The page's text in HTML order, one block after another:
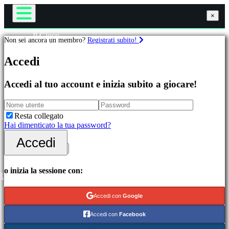
In
evidenza
Novità
Free
to
Play
Categorie
Giochi
azione
di
Giochi
Il Gioco
Gameplay
Notizie
Guide
Forum
Negozio
Accedi
Registrati
×
Non sei ancora un membro? Registrati subito!
Accedi
Accedi al tuo account e inizia subito a giocare!
Resta collegato
Hai dimenticato la tua password?
Accedi
o inizia la sessione con:
Accedi con Google
Accedi con Facebook
×
×